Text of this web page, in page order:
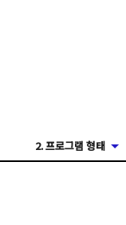
2. 프로그램 형태